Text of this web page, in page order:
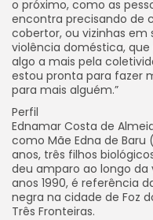
o próximo, como as
encontra precisando de
cobertor, ou vizinhas em
violência doméstica,
algo a mais pela
estou pronta para fazer
para mais alguém.”
Perfil
Ednamar Costa de
como Mãe Edna de Baru
anos, três filhos
deu amparo ao longo da
anos 1990, é referência
negra na cidade de Foz
Três Fronteiras.